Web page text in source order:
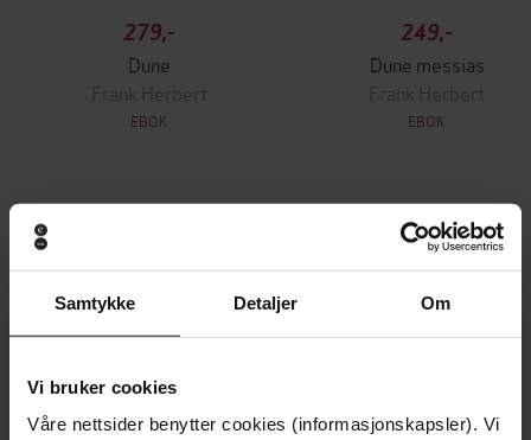
Samtykke Detaljer Om
Vi bruker cookies
Våre nettsider benytter cookies (informasjonskapsler). Vi
279,-
Dune
Frank Herbert
EBOK
249,-
Dune messias
Frank Herbert
EBOK
Andre har også kjøpt
Premium
Vinner av Rivertonprisen
Premium
Første gang på tilbud